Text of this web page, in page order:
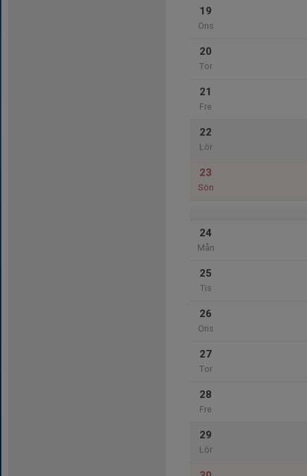
19
Ons
20
Tor
21
Fre
22
Lör
23
Sön
24
Mån
25
Tis
26
Ons
27
Tor
28
Fre
29
Lör